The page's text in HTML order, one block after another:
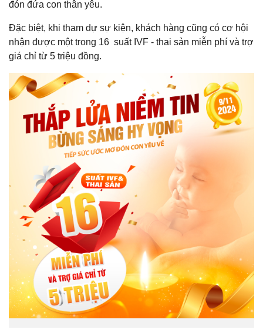
đón đứa con thân yêu.
Đặc biệt, khi tham dự sự kiện, khách hàng cũng có cơ hội
nhận được một trong 16 suất IVF - thai sản miễn phí và trợ
giá chỉ từ 5 triệu đồng.